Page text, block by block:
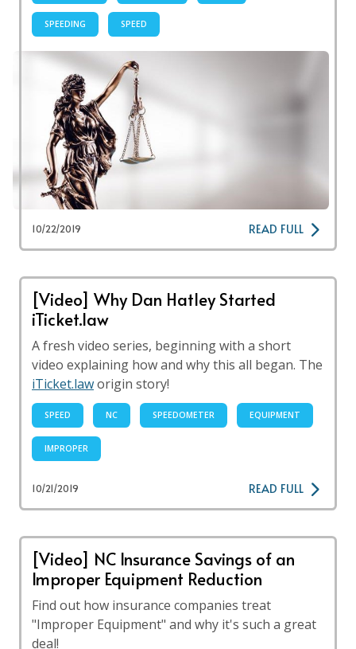
SPEEDING SPEED
10/22/2019 READ FULL
[Video] Why Dan Hatley Started
iTicket.law
A fresh video series, beginning with a short
video explaining how and why this all began. The
iTicket.laworigin story!
SPEED NC SPEEDOMETER EQUIPMENT
IMPROPER
10/21/2019 READ FULL
[Video] NC Insurance Savings of an
Improper Equipment Reduction
Find out how insurance companies treat
"Improper Equipment" and why it's such a great
deal!